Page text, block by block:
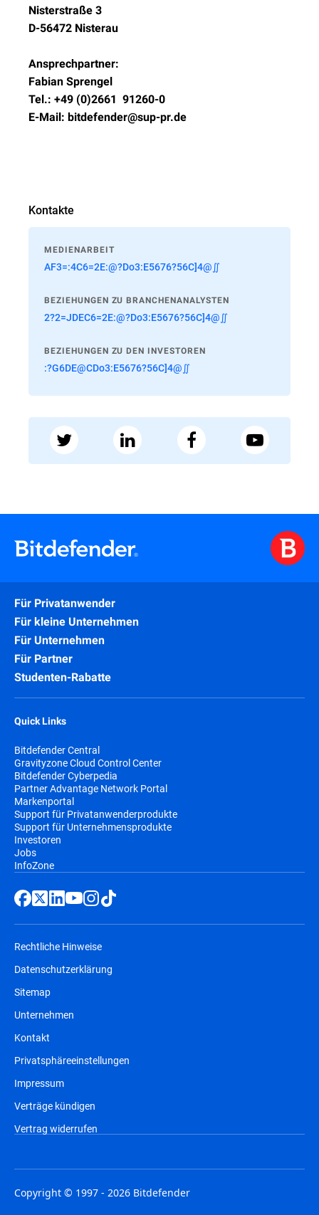
Nisterstraße 3
D-56472 Nisterau
Ansprechpartner:
Fabian Sprengel
Tel.: +49 (0)2661  91260-0
E-Mail: bitdefender@sup-pr.de
Kontakte
MEDIENARBEIT
AF3=:4C6=2E:@?Do3:E5676?56C]4@∬
BEZIEHUNGEN ZU BRANCHENANALYSTEN
2?2=JDEC6=2E:@?Do3:E5676?56C]4@∬
BEZIEHUNGEN ZU DEN INVESTOREN
:?G6DE@CDo3:E5676?56C]4@∬
Für Privatanwender
Für kleine Unternehmen
Für Unternehmen
Für Partner
Studenten-Rabatte
Quick Links
Bitdefender Central
Gravityzone Cloud Control Center
Bitdefender Cyberpedia
Partner Advantage Network Portal
Markenportal
Support für Privatanwenderprodukte
Support für Unternehmensprodukte
Investoren
Jobs
InfoZone
Rechtliche Hinweise
Datenschutzerklärung
Sitemap
Unternehmen
Kontakt
Privatsphäreeinstellungen
Impressum
Verträge kündigen
Vertrag widerrufen
Copyright © 1997 - 2026 Bitdefender